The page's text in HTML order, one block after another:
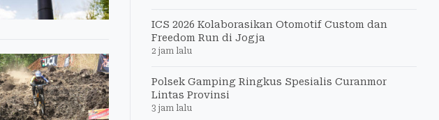
ICS 2026 Kolaborasikan Otomotif Custom dan
Freedom Run di Jogja
2 jam lalu
Polsek Gamping Ringkus Spesialis Curanmor
Lintas Provinsi
3 jam lalu